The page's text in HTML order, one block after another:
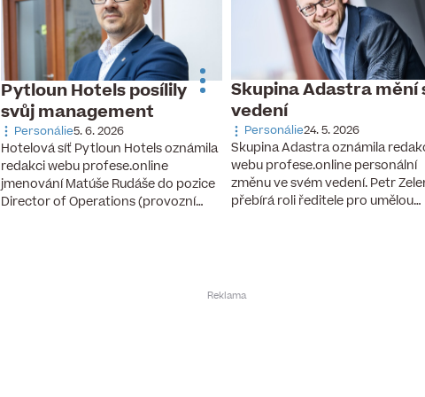
Pytloun Hotels posílily
svůj management
Personálie5. 6. 2026
Hotelová síť Pytloun Hotels oznámila
redakci webu profese.online
jmenování Matúše Rudáše do pozice
Director of Operations (provozní…
Skupina Adastra mění
vedení
Personálie24. 5. 2026
Skupina Adastra oznámila
webu profese.online personální
změnu ve svém vedení. Petr
přebírá roli ředitele pro umělou…